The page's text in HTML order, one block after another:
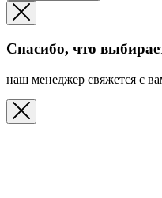
Спасибо, что
наш менеджер свяжется с